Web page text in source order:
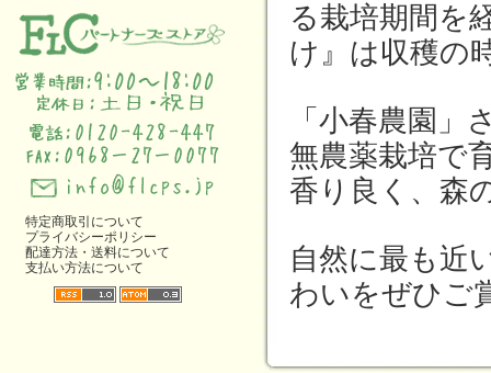
特定商取引について
プライバシーポリシー
配達方法・送料について
支払い方法について
る栽培期間を
け』は収穫の
「小春農園
無農薬栽培で
香り良く、森
自然に最も近
わいをぜひご